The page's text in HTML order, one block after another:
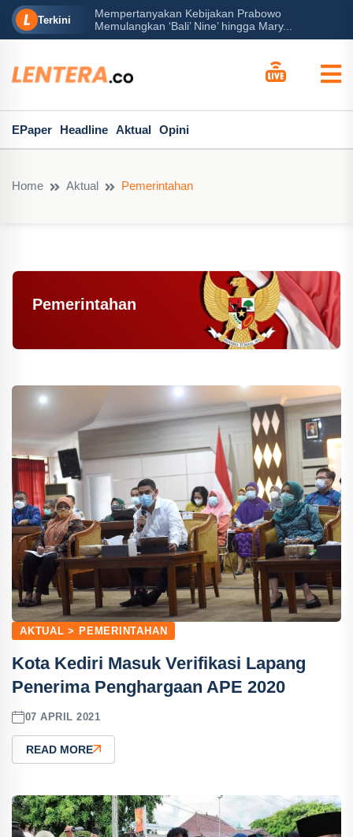
Terkini
Mempertanyakan Kebijakan Prabowo
Memulangkan ‘Bali’ Nine’ hingga Mary...
EPaper Headline Aktual Opini
Home Aktual Pemerintahan
Pemerintahan
AKTUAL > PEMERINTAHAN
Kota Kediri Masuk Verifikasi Lapang
Penerima Penghargaan APE 2020
07 APRIL 2021
READ MORE